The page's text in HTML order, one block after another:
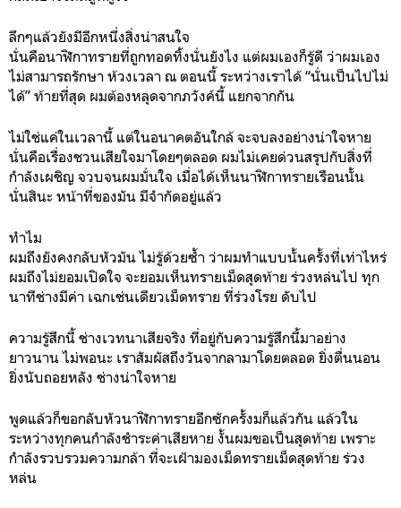
ลึกๆแล้วยังมีอีกหนึ่งสิ่งน่าสนใจ
นั่นคือนาฬิกาทรายที่ถูกทอดทิ้งนั่นยังไง แต่ผมเองก็รู้ดี ว่าผมเอง
ไม่สามารถรักษา ห้วงเวลา ณ ตอนนี้ ระหว่างเราได้ “นั่นเป็นไปไม่
ได้” ท้ายที่สุด ผมต้องหลุดจากภวังค์นี้ แยกจากกัน
ไม่ใช่แค่ในเวลานี้ แต่ในอนาคตอันใกล้ จะจบลงอย่างน่าใจหาย
นั่นคือเรื่องชวนเสียใจมาโดยๆตลอด ผมไม่เคยด่วนสรุปกับสิ่งที่
กำลังเผชิญ จวบจนผมมั่นใจ เมื่อได้เห็นนาฬิกาทรายเรือนนั้น
นั่นสินะ หน้าที่ของมัน มีจำกัดอยู่แล้ว
ทำไม
ผมถึงยังคงกลับหัวมัน ไม่รู้ด้วยซ้ำ ว่าผมทำแบบนั้นครั้งที่เท่าไหร่
ผมถึงไม่ยอมเปิดใจ จะยอมเห็นทรายเม็ดสุดท้าย ร่วงหล่นไป ทุก
นาทีช่างมีค่า เฉกเช่นเดียวเม็ดทราย ที่ร่วงโรย ดับไป
ความรู้สึกนี้ ช่างเวทนาเสียจริง ที่อยู่กับความรู้สึกนี้มาอย่าง
ยาวนาน ไม่พอนะ เราสัมผัสถึงวันจากลามาโดยตลอด ยิ่งตื่นนอน
ยิ่งนับถอยหลัง ช่างน่าใจหาย
พูดแล้วก็ขอกลับหัวนาฬิกาทรายอีกซักครั้งมก็แล้วกัน แล้วใน
ระหว่างทุกคนกำลังชำระค่าเสียหาย งั้นผมขอเป็นสุดท้าย เพราะ
กำลังรวบรวมความกล้า ที่จะเฝ้ามองเม็ดทรายเม็ดสุดท้าย ร่วง
หล่น